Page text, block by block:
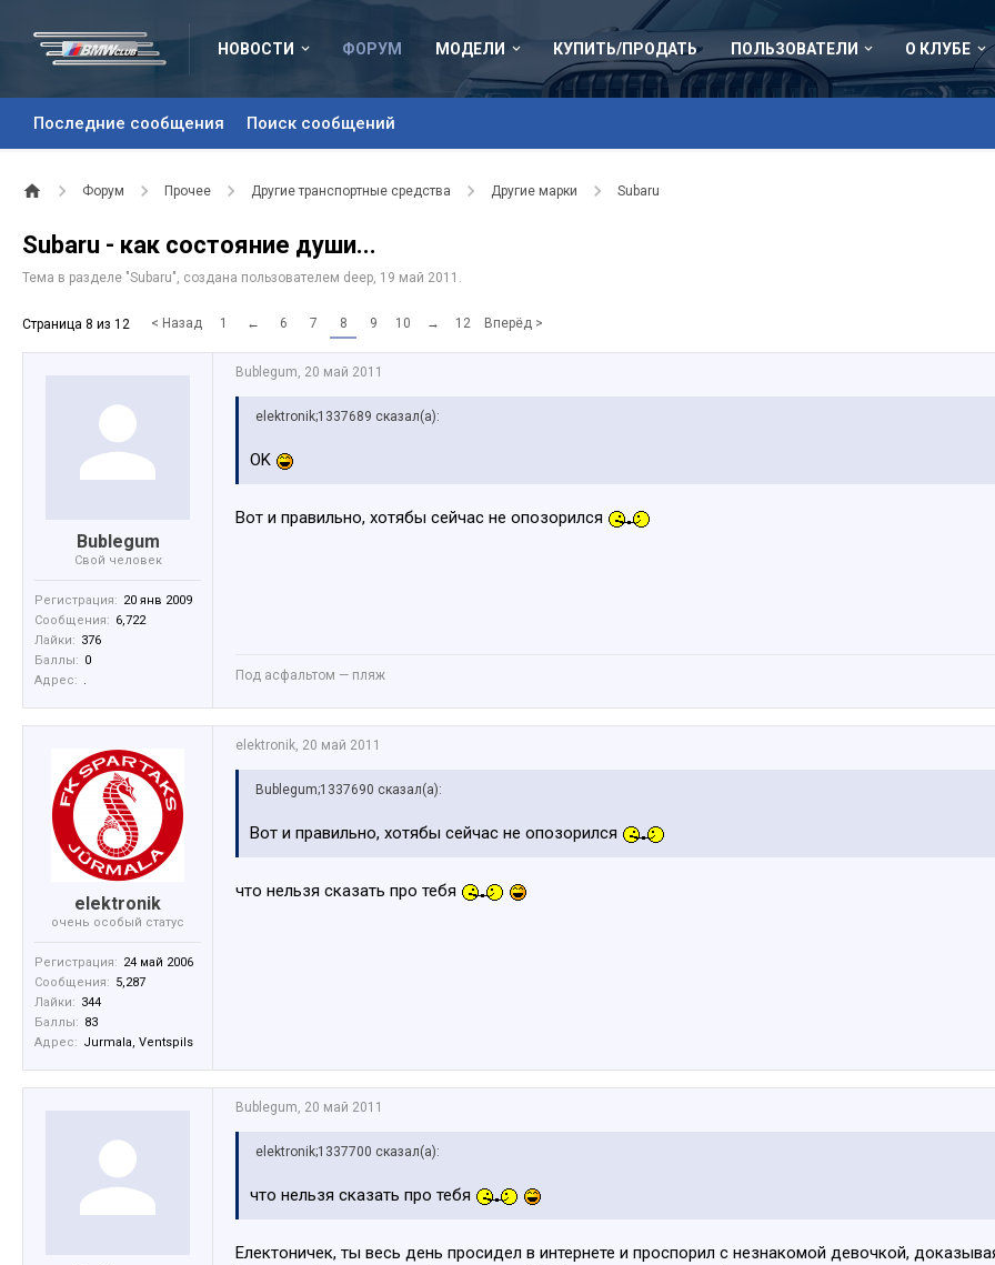
НОВОСТИ ФОРУМ
Последние сообщения Поиск сообщений
МОДЕЛИ КУПИТЬ/ПРОДАТЬ ПОЛЬЗОВАТЕЛИ О КЛУБЕ
Форум Прочее Другие транспортные средства Другие марки Subaru
Subaru - как состояние души...
Тема в разделе "Subaru", создана пользователем deep, 19 май 2011 .
Страница 8 из 12 < Назад 1 ← 6 7 8 9 10 → 12 Вперёд >
Bublegum
Свой человек
Регистрация: 20 янв 2009
Сообщения: 6,722
Лайки: 376
Баллы: 0
Адрес: .
Bublegum, 20 май 2011
elektronik;1337689 сказал(а):
OK
Вот и правильно, хотябы сейчас не опозорился
Под асфальтом — пляж
elektronik
очень особый статус
Регистрация: 24 май 2006
Сообщения: 5,287
Лайки: 344
Баллы: 83
Адрес: Jurmala, Ventspils
elektronik, 20 май 2011
Bublegum;1337690 сказал(а):
Вот и правильно, хотябы сейчас не опозорился
что нельзя сказать про тебя
Bublegum, 20 май 2011
elektronik;1337700 сказал(а):
что нельзя сказать про тебя
Електоничек, ты весь день просидел в интернете и проспорил с незнакомой девочкой,